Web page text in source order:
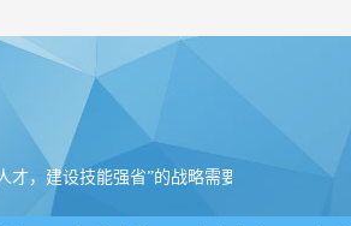
才，建设技能强省”的战略需要，经武汉